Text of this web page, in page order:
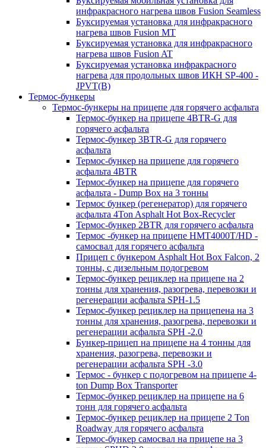
инфракрасного нагрева швов Fusion Seamless
Буксируемая установка для инфракрасного
нагрева швов Fusion MT
Буксируемая установка для инфракрасного
нагрева швов Fusion AT
Буксируемая установка инфракрасного
нагрева для продольных швов ИКН SP-400 -
JPVT(B)
Термос-бункеры
Термос-бункеры на прицепе для горячего асфальта
Термос-бункер на прицепе 4BTR-G для
горячего асфальта
Термос-бункер 3BTR-G для горячего
асфальта
Термос-бункер на прицепе для горячего
асфальта 4BTR
Термос-бункер на прицепе для горячего
асфальта - Dump Box на 3 тонны
Термос бункер (регенератор) для горячего
асфальта 4Ton Asphalt Hot Box-Recycler
Термос-бункер 2BTR для горячего асфальта
Термос -бункер на прицепе HMT4000T/HD -
самосвал для горячего асфальта
Прицеп с бункером Asphalt Hot Box Falcon, 2
тонны, с дизельным подогревом
Термос-бункер рециклер на прицепе на 2
тонны для хранения, разогрева, перевозки и
регенерации асфальта SPH-1.5
Термос-бункер рециклер на прицепена на 3
тонны для хранения, разогрева, перевозки и
регенерации асфальта SPH -2.0
Бункер-прицеп на прицепе на 4 тонны для
хранения, разогрева, перевозки и
регенерации асфальта SPH -3.0
Термос - бункер с подогревом на прицепе 4-
ton Dump Box Transporter
Термос-бункер рециклер на прицепе на 6
тонн для горячего асфальта
Термос-бункер рециклер на прицепе 2 Ton
Roadway для горячего асфальта
Термос-бункер самосвал на прицепе на 3